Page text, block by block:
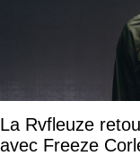
La Rvfleuze
avec Freeze